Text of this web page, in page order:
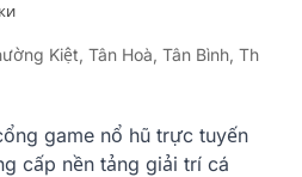
Kiệt, Tân Hoà, Tân Bình, Th
game nổ hũ trực tuyến
cấp nền tảng giải trí cá